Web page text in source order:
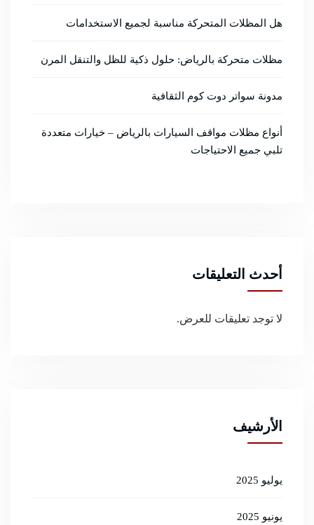
هل المظلات المتحركة مناسبة لجميع الاستخدامات
مظلات متحركة بالرياض: حلول ذكية للظل والتنقل المرن
مدونة سواتر دوت كوم الثقافية
أنواع مظلات مواقف السيارات بالرياض – خيارات متعددة
تلبي جميع الاحتياجات
أحدث التعليقات
لا توجد تعليقات للعرض.
الأرشيف
يوليو 2025
يونيو 2025